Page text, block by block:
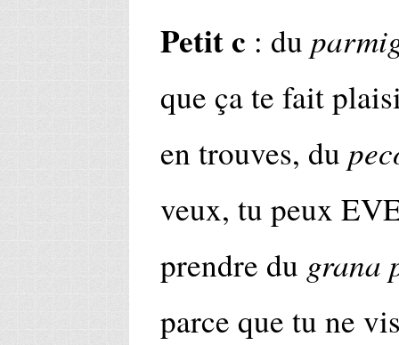
Petit c : du
que ça te fait
en trouves, du
veux, tu peux
prendre du grana
parce que tu ne